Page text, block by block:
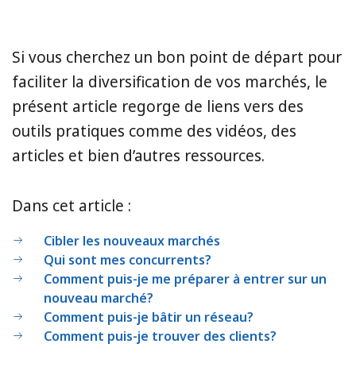
Si vous cherchez un bon point de départ pour
faciliter la diversification de vos marchés, le
présent article regorge de liens vers des
outils pratiques comme des vidéos, des
articles et bien d’autres ressources.
Dans cet article :
Cibler les nouveaux marchés
Qui sont mes concurrents?
Comment puis-je me préparer à entrer sur un
nouveau marché?
Comment puis-je bâtir un réseau?
Comment puis-je trouver des clients?